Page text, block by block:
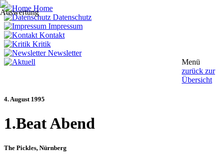
Home
Datenschutz
Impressum
Kontakt
Kritik
Newsletter
Menü
zurück zur
Übersicht
4. August 1995
1.Beat Abend
The Pickles, Nürnberg